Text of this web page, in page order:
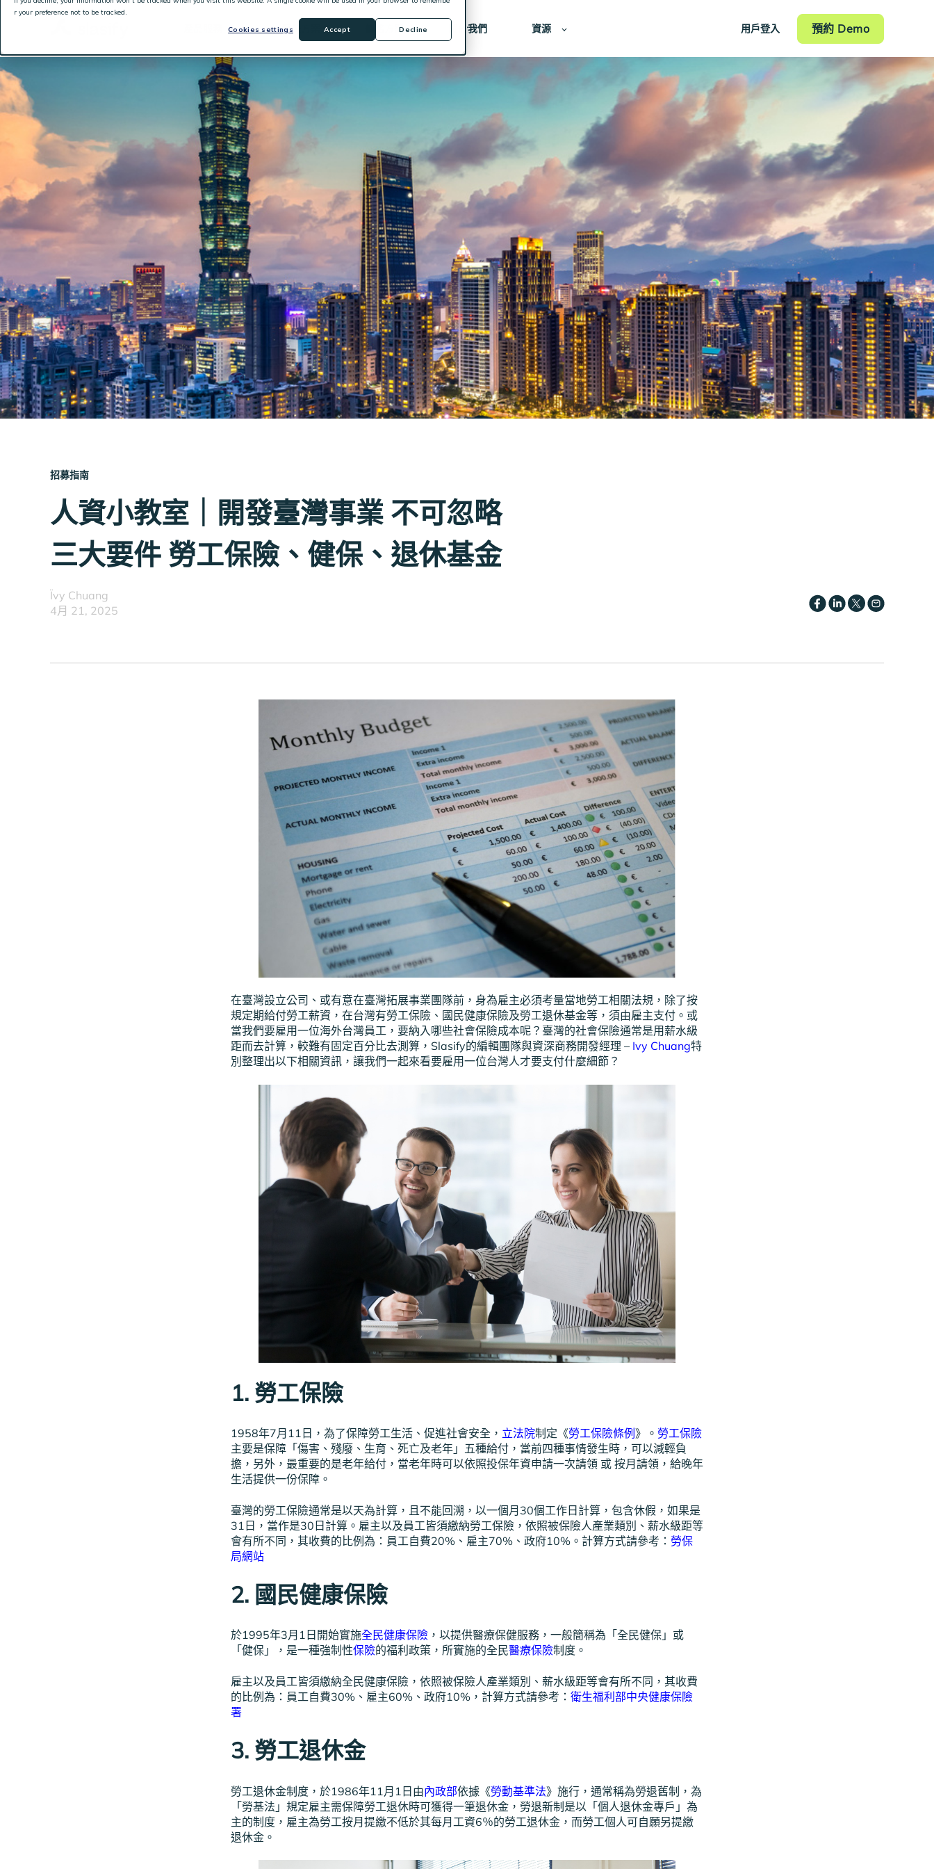
r your preference not to be tracked.
Cookies settings
Accept Decline
解決方案 價格方案 關於我們 資源 用戶登入 預約 Demo
招募指南
人資小教室｜開發臺灣事業 不可忽略
三大要件 勞工保險、健保、退休基金
Ïvy Chuang
4月 21, 2025
在臺灣設立公司、或有意在臺灣拓展事業團隊前，身為雇主必須考量當地勞工相關法規，除了按
規定期給付勞工薪資，在台灣有勞工保險、國民健康保險及勞工退休基金等，須由雇主支付。或
當我們要雇用一位海外台灣員工，要納入哪些社會保險成本呢？臺灣的社會保險通常是用薪水級
距而去計算，較難有固定百分比去測算，Slasify的編輯團隊與資深商務開發經理 – Ivy Chuang特
別整理出以下相關資訊，讓我們一起來看要雇用一位台灣人才要支付什麼細節？
1. 勞工保險
1958年7月11日，為了保障勞工生活、促進社會安全， 立法院制定《勞工保險條例 》。 勞工保險
主要是保障「傷害、殘廢、生育、死亡及老年」五種給付，當前四種事情發生時，可以減輕負
擔，另外，最重要的是老年給付，當老年時可以依照投保年資申請一次請領 或 按月請領，給晚年
生活提供一份保障。
臺灣的勞工保險通常是以天為計算，且不能回溯，以一個月30個工作日計算，包含休假，如果是
31日，當作是30日計算。雇主以及員工皆須繳納勞工保險，依照被保險人產業類別、薪水級距等
會有所不同，其收費的比例為：員工自費20%、雇主70%、政府10%。計算方式請參考： 勞保
局網站
2. 國民健康保險
於1995年3月1日開始實施全民健康保險 ，以提供醫療保健服務，一般簡稱為「全民健保」或
「健保」，是一種強制性保險的福利政策，所實施的全民醫療保險制度。
雇主以及員工皆須繳納全民健康保險，依照被保險人產業類別、薪水級距等會有所不同，其收費
的比例為：員工自費30%、雇主60%、政府10%，計算方式請參考： 衛生福利部中央健康保險
署
3. 勞工退休金
勞工退休金制度，於1986年11月1日由內政部依據《勞動基準法》施行，通常稱為勞退舊制，為
「勞基法」規定雇主需保障勞工退休時可獲得一筆退休金，勞退新制是以「個人退休金專戶」為
主的制度，雇主為勞工按月提繳不低於其每月工資6％的勞工退休金，而勞工個人可自願另提繳
退休金。